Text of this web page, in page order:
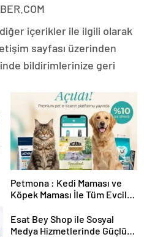
içerikler ile ilgili olarak
sayfası üzerinden
bildirimlerinize geri
Petmona : Kedi Maması ve
Köpek Maması İle Tüm Evcil
Esat Bey Shop ile Sosyal
Medya Hizmetlerinde Güçlü